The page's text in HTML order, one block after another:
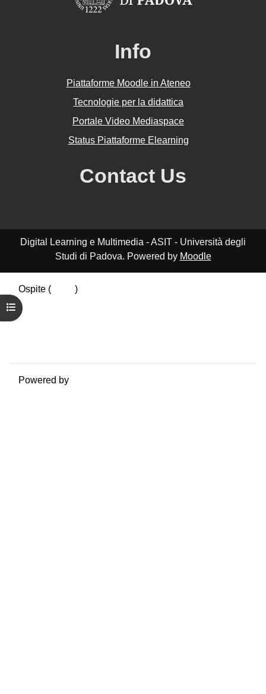
Apri indice del corso
Info
Piattaforme Moodle in Ateneo
Tecnologie per la didattica
Portale Video Mediaspace
Status Piattaforme Elearning
Contact Us
Digital Learning e Multimedia - ASIT - Università degli
Studi di Padova. Powered by Moodle
Ospite (
)
Riepilogo della conservazione dei dati
Politiche
Powered by